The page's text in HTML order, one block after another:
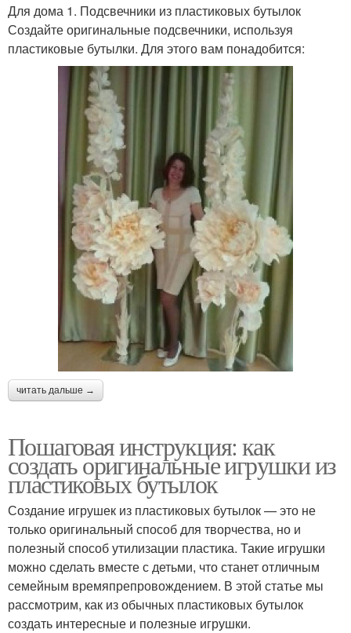
Для дома 1. Подсвечники из пластиковых бутылок
Создайте оригинальные подсвечники, используя
пластиковые бутылки. Для этого вам понадобится:
читать дальше →
Пошаговая инструкция: как
создать оригинальные игрушки из
пластиковых бутылок
Создание игрушек из пластиковых бутылок — это не
только оригинальный способ для творчества, но и
полезный способ утилизации пластика. Такие игрушки
можно сделать вместе с детьми, что станет отличным
семейным времяпрепровождением. В этой статье мы
рассмотрим, как из обычных пластиковых бутылок
создать интересные и полезные игрушки.